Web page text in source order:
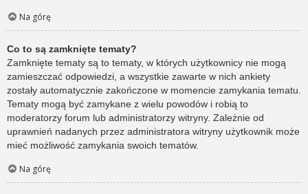
Na górę
Co to są zamknięte tematy?
Zamknięte tematy są to tematy, w których użytkownicy nie mogą
zamieszczać odpowiedzi, a wszystkie zawarte w nich ankiety
zostały automatycznie zakończone w momencie zamykania tematu.
Tematy mogą być zamykane z wielu powodów i robią to
moderatorzy forum lub administratorzy witryny. Zależnie od
uprawnień nadanych przez administratora witryny użytkownik może
mieć możliwość zamykania swoich tematów.
Na górę